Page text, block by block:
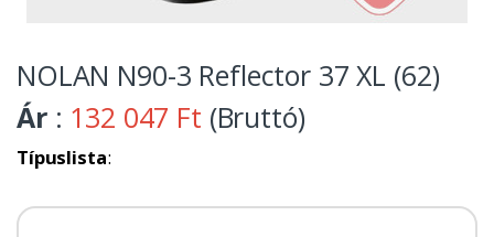
NOLAN N90-3 Reflector 37 XL (62)
Ár : 132 047 Ft (Bruttó)
Típuslista: